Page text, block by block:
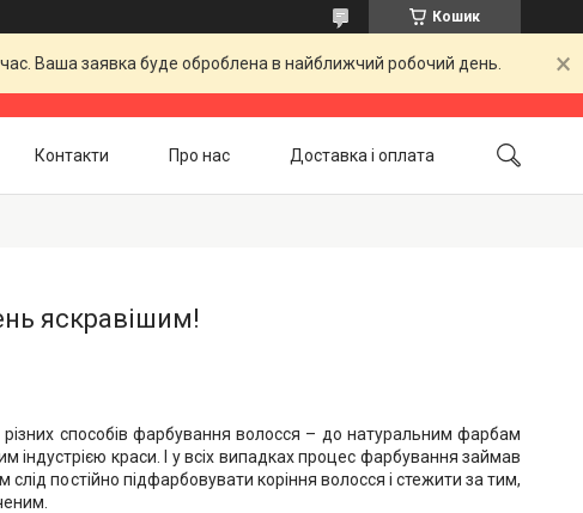
Кошик
Ваша заявка буде оброблена в найближчий робочий день.
Контакти Про нас Доставка і оплата
яскравішим!
способів фарбування волосся – до натуральним фарбам
індустрією краси. І у всіх випадках процес фарбування займав
слід постійно підфарбовувати коріння волосся і стежити за тим,